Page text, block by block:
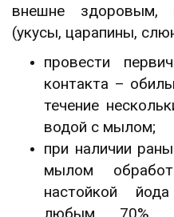
внешне здоровым,
(укусы, царапины,
провести
контакта –
течение
водой с мылом;
при наличии
мылом
настойкой